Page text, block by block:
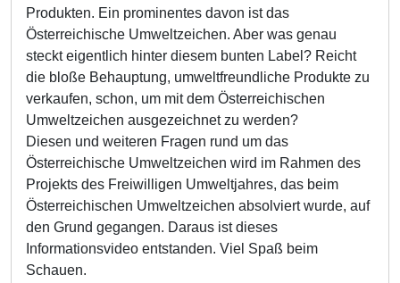
Produkten. Ein prominentes davon ist das
Österreichische Umweltzeichen. Aber was genau
steckt eigentlich hinter diesem bunten Label? Reicht
die bloße Behauptung, umweltfreundliche Produkte zu
verkaufen, schon, um mit dem Österreichischen
Umweltzeichen ausgezeichnet zu werden?
Diesen und weiteren Fragen rund um das
Österreichische Umweltzeichen wird im Rahmen des
Projekts des Freiwilligen Umweltjahres, das beim
Österreichischen Umweltzeichen absolviert wurde, auf
den Grund gegangen. Daraus ist dieses
Informationsvideo entstanden. Viel Spaß beim
Schauen.